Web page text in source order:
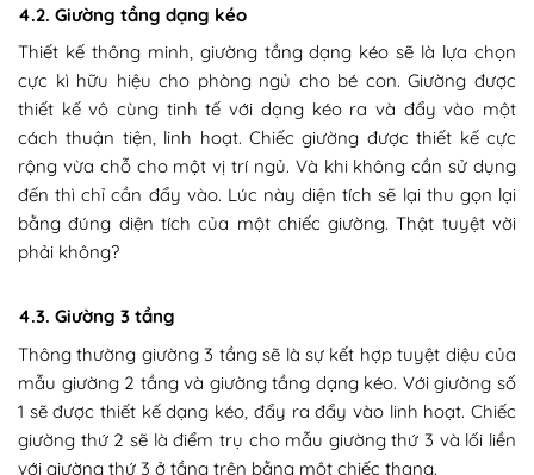
4.2. Giường tầng dạng kéo
Thiết kế thông minh, giường tầng dạng kéo sẽ là lựa chọn
cực kì hữu hiệu cho phòng ngủ cho bé con. Giường được
thiết kế vô cùng tinh tế với dạng kéora và đẩy vào một
cách thuận tiện, linh hoạt. Chiếc giường được thiết kế cực
rộng vừa chỗ cho một vị trí ngủ. Và khi không cần sử dụng
đến thì chỉ cần đẩy vào. Lúc này diện tích sẽ lại thu gọn lại
bằng đúng diện tích của một chiếc giường. Thật tuyệt vời
phải không?
4.3. Giường 3 tầng
Thông thường giường 3 tầng sẽ là sự kết hợp tuyệt diệu của
mẫu giường 2 tầng và giường tầng dạng kéo. Với giường số
1 sẽ được thiết kế dạng kéo, đẩy ra đẩy vào linh hoạt. Chiếc
giường thứ 2 sẽ là điểm trụ cho mẫu giường thứ 3 và lối liền
với giường thứ 3 ở tầng trên bằng một chiếc thang.